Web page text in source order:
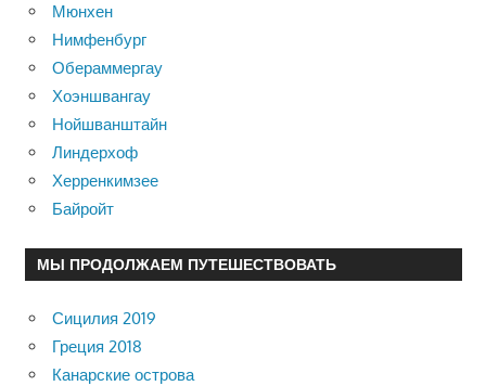
Мюнхен
Нимфенбург
Обераммергау
Хоэншвангау
Нойшванштайн
Линдерхоф
Херренкимзее
Байройт
МЫ ПРОДОЛЖАЕМ ПУТЕШЕСТВОВАТЬ
Сицилия 2019
Греция 2018
Канарские острова